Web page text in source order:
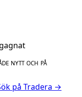
NYTT OCH PÅ
på Tradera →